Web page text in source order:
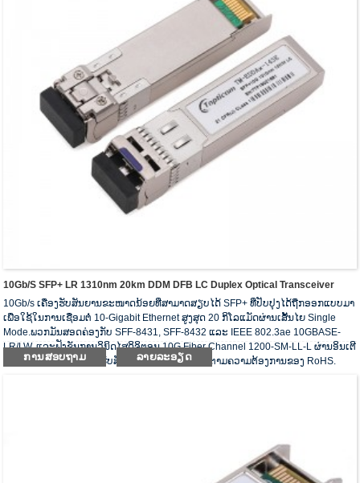
10Gb/s SFP+ LR 1310nm 20km DDM DFB LC Duplex Optical Transceiver
10Gb/s ເຄື່ອງຮັບສັນຍານຂະໜາດນ້ອຍທີ່ສາມາດສຽບໄດ້ SFP+ ທີ່ປັບປຸງໄດ້ຖືກອອກແບບມາ
ເພື່ອໃຊ້ໃນການເຊື່ອມຕໍ່ 10-Gigabit Ethernet ສູງສຸດ 20 ກິໂລແມັດຜ່ານເສັ້ນໄຍ Single
Mode.ພວກມັນສອດຄ່ອງກັບ SFF-8431, SFF-8432 ແລະ IEEE 802.3ae 10GBASE-
LR/LW, ແລະຟັງຊັນການວິນິດໄສດິຈິຕອນ 10G Fiber Channel 1200-SM-LL-L ຜ່ານອິນເຕີ
ເຟດ 2-wire serial.ເຄື່ອງຮັບສັນຍານ optical ປະຕິບັດຕາມຄວາມຕ້ອງການຂອງ RoHS.
ການສອບຖາມ ລາຍລະອຽດ